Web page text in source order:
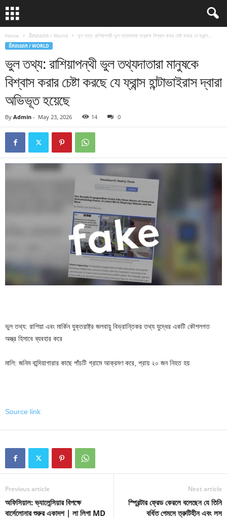
Home ពិភពលោក / World ভুল তথ্য: রাশিয়াপন্থী ভুল তথ্যদাতারা মানুষকে বিশ্বাস করার চেষ্টা করছে যে ফ্রান্স...
ពិភពលោក / WORLD
ভুল তথ্য: রাশিয়াপন্থী ভুল তথ্যদাতারা মানুষকে
বিশ্বাস করার চেষ্টা করছে যে ফ্রান্স হান্টাভাইরাস দ্বারা
অভিভূত হয়েছে
By Admin - May 23, 2026 14 0
ভুল তথ্য: রাশিয়া এবং মার্কিন যুক্তরাষ্ট্র জলবায়ু বিভ্রান্তিকর তথ্য যুদ্ধের একটি কৌশলগত
অস্ত্র হিসাবে ব্যবহার করে
মালি: জনিম বান্দিয়াগারার কাছে পাঁচটি গ্রামে আক্রমণ করে, প্রায় ২০ জন নিহত হয়
Source link
Previous article
অফিসিয়াল: ভ্যালেন্সিয়ার বিপক্ষে
বার্সেলোনার শুরুর একাদশ | লা লিগা MD
Next article
স্প্রিন্টার ফ্রেড কেরলে বলেছেন যে তিনি
বর্ধিত গেমসে ত্রুটিহীন এবং লস